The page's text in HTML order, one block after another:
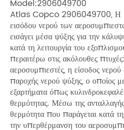
Model:2906049700
Atlas Copco 2906049700, Η
εισόδου νερού των
εισάγει μέσα ψύξης για την
κατά τη λειτουργία του
περαιτέρω στις ακόλουθες
αεροσυμπιεστές, η είσοδος
παροχής νερού ψύξης, ο οποίος
εξαρτήματα όπως
θερμότητας. Μέσω της
θερμότητα που παράγεται κατά
την υπερθέρμανση του